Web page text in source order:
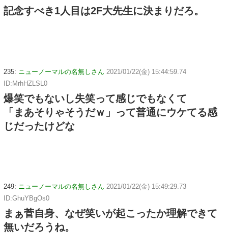
記念すべき1人目は2F大先生に決まりだろ。
235: ニューノーマルの名無しさん 2021/01/22(金) 15:44:59.74
ID:MrhHZLSL0
爆笑でもないし失笑って感じでもなくて
「まあそりゃそうだｗ」って普通にウケてる感
じだったけどな
249: ニューノーマルの名無しさん 2021/01/22(金) 15:49:29.73
ID:GhuYBgOs0
まぁ菅自身、なぜ笑いが起こったか理解できて
無いだろうね。